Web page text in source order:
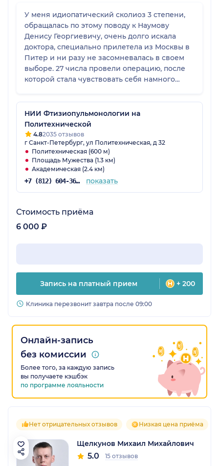
У меня идиопатический сколиоз 3 степени,
обращалась по этому поводу к Наумову
Денису Георгиевичу, очень долго искала
доктора, специально прилетела из Москвы в
Питер и ни разу не засомневалась в своем
выборе. 27 числа провели операцию, после
которой стала чувствовать себя намного
асимметрия, реберный горб и вместе с ними
комплексы, бесконечна буду благодарна
этому врачу и всем буду его рекомендовать,
золотые руки, спасибо большое!
НИИ Фтизиопульмонологии на
Политехнической
4.82035 отзывов
г Санкт-Петербург, ул Политехническая, д 32
Политехническая (600 м)
Площадь Мужества (1.3 км)
Академическая (2.4 км)
+7 (812) 604-36-34 показать
Стоимость приёма
6 000 ₽
Запись на платный прием + 200
Клиника перезвонит завтра после 09:00
Онлайн-запись
без комиссии
Более того, за каждую запись
вы получаете кэшбэк
по программе лояльности
Нет отрицательных отзывов Низкая цена приёма
Щелкунов Михаил Михайлович
5.0 15 отзывов